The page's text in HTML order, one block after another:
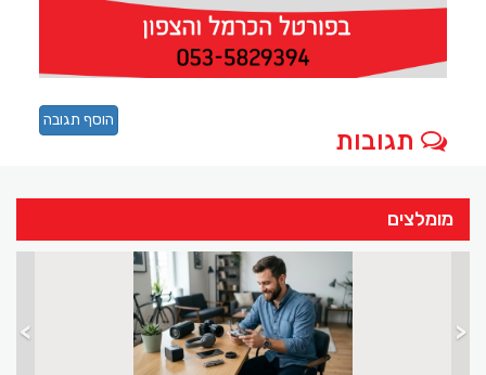
תגובות
הוסף תגובה
מומלצים
> <